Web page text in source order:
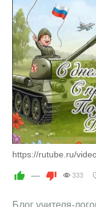
https://rutube.ru/
— 333
Блог учителя-